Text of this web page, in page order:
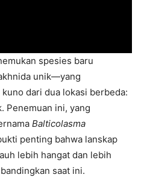
spesies baru
unik—yang
dari dua lokasi berbeda:
Penemuan ini, yang
Balticolasma
penting bahwa lanskap
lebih hangat dan lebih
saat ini.